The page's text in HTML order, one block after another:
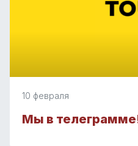
10 февраля
Мы в